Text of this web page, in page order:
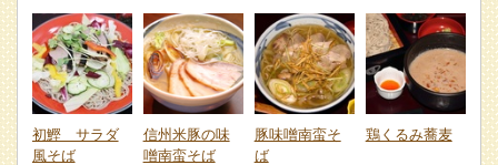
初鰹 サラダ
風そば
信州米豚の味
噌南蛮そば
豚味噌南蛮そ
ば
鶏くるみ蕎麦